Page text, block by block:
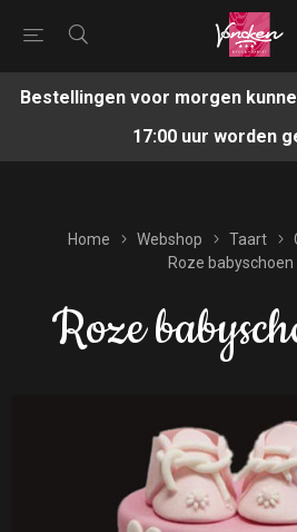
Bestellingen voor morgen
17:00 uur worden
Home Webshop Taart
Roze
Roze